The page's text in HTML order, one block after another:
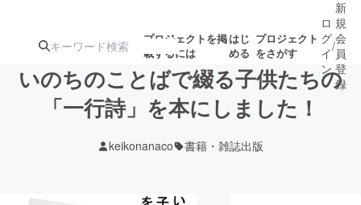
プロジェクトを掲
載するには
はじ
める
プロジェクト
をさがす
注目の新着プロ
ジェクト
募集終了が近いプ
ロジェクト
ロ
グ
イ
ン
/
新
規
会
員
登
録
いのちのことばで綴る子供たちの
「一行詩」を本にしました！
keikonanaco 書籍・雑誌出版